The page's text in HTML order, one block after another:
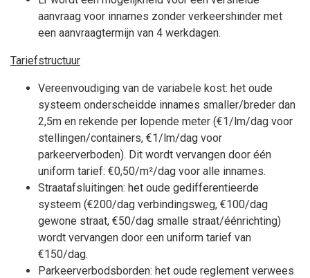
aanvraag voor innames zonder verkeershinder met
een aanvraagtermijn van 4 werkdagen.
Tariefstructuur
Vereenvoudiging van de variabele kost: het oude
systeem onderscheidde innames smaller/breder dan
2,5m en rekende per lopende meter (€1/lm/dag voor
stellingen/containers, €1/lm/dag voor
parkeerverboden). Dit wordt vervangen door één
uniform tarief: €0,50/m²/dag voor alle innames.
Straatafsluitingen: het oude gedifferentieerde
systeem (€200/dag verbindingsweg, €100/dag
gewone straat, €50/dag smalle straat/éénrichting)
wordt vervangen door een uniform tarief van
€150/dag.
Parkeerverbodsborden: het oude reglement verwees